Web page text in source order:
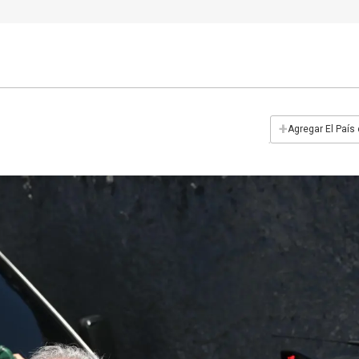
+Agregar El País